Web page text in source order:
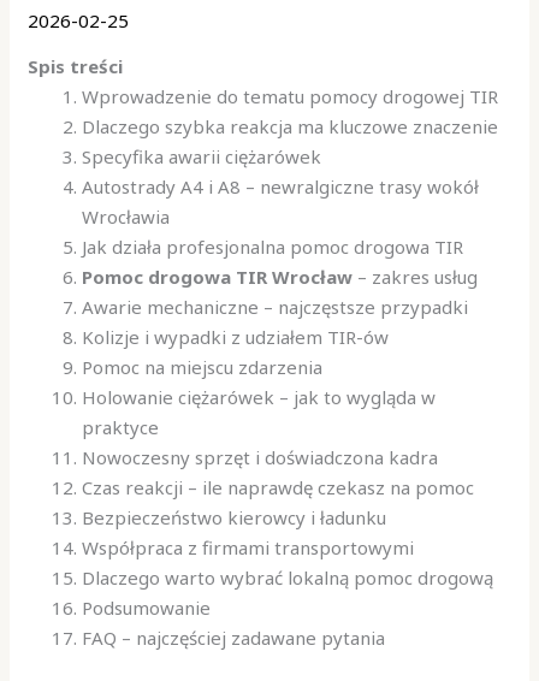
2026-02-25
Spis treści
Wprowadzenie do tematu pomocy drogowej TIR
Dlaczego szybka reakcja ma kluczowe znaczenie
Specyfika awarii ciężarówek
Autostrady A4 i A8 – newralgiczne trasy wokół
Wrocławia
Jak działa profesjonalna pomoc drogowa TIR
Pomoc drogowa TIR Wrocław – zakres usług
Awarie mechaniczne – najczęstsze przypadki
Kolizje i wypadki z udziałem TIR-ów
Pomoc na miejscu zdarzenia
Holowanie ciężarówek – jak to wygląda w
praktyce
Nowoczesny sprzęt i doświadczona kadra
Czas reakcji – ile naprawdę czekasz na pomoc
Bezpieczeństwo kierowcy i ładunku
Współpraca z firmami transportowymi
Dlaczego warto wybrać lokalną pomoc drogową
Podsumowanie
FAQ – najczęściej zadawane pytania